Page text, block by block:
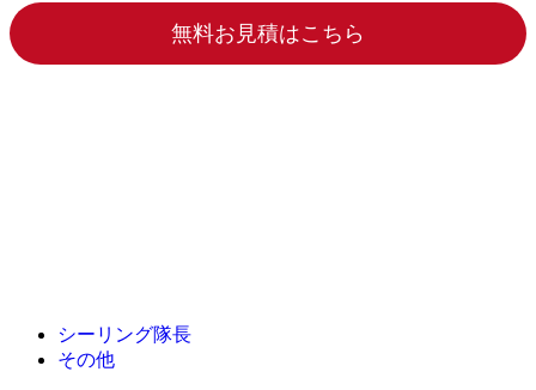
無料お見積はこちら
シーリング隊長
その他